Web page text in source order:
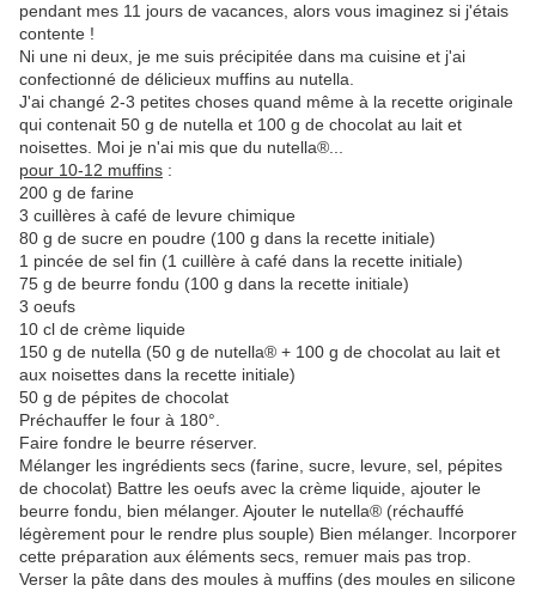
pendant mes 11 jours de vacances, alors vous imaginez si j'étais
contente !
Ni une ni deux, je me suis précipitée dans ma cuisine et j'ai
confectionné de délicieux muffins au nutella.
J'ai changé 2-3 petites choses quand même à la recette originale
qui contenait 50 g de nutella et 100 g de chocolat au lait et
noisettes. Moi je n'ai mis que du nutella®...
pour 10-12 muffins :
200 g de farine
3 cuillères à café de levure chimique
80 g de sucre en poudre (100 g dans la recette initiale)
1 pincée de sel fin (1 cuillère à café dans la recette initiale)
75 g de beurre fondu (100 g dans la recette initiale)
3 oeufs
10 cl de crème liquide
150 g de nutella (50 g de nutella® + 100 g de chocolat au lait et
aux noisettes dans la recette initiale)
50 g de pépites de chocolat
Préchauffer le four à 180°.
Faire fondre le beurre réserver.
Mélanger les ingrédients secs (farine, sucre, levure, sel, pépites
de chocolat) Battre les oeufs avec la crème liquide, ajouter le
beurre fondu, bien mélanger. Ajouter le nutella® (réchauffé
légèrement pour le rendre plus souple) Bien mélanger. Incorporer
cette préparation aux éléments secs, remuer mais pas trop.
Verser la pâte dans des moules à muffins (des moules en silicone